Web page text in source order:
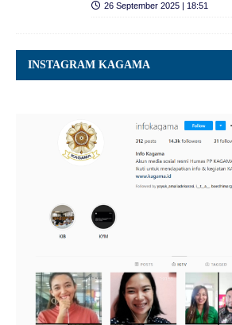
26 September 2025 | 18:51
INSTAGRAM KAGAMA